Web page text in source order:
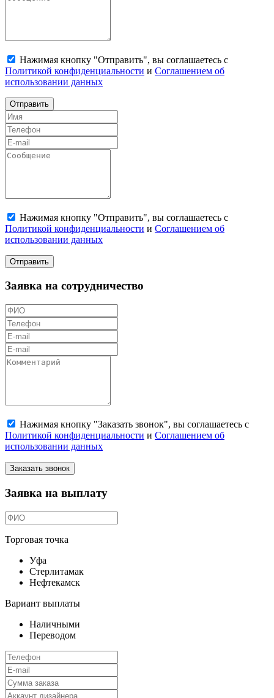
Нажимая кнопку "Отправить", вы соглашаетесь с
Политикой конфиденциальности и Соглашением об
использовании данных
Отправить
Нажимая кнопку "Отправить", вы соглашаетесь с
Политикой конфиденциальности и Соглашением об
использовании данных
Отправить
Заявка на сотрудничество
Нажимая кнопку "Заказать звонок", вы соглашаетесь с
Политикой конфиденциальности и Соглашением об
использовании данных
Заказать звонок
Заявка на выплату
Торговая точка
Уфа
Стерлитамак
Нефтекамск
Вариант выплаты
Наличными
Переводом